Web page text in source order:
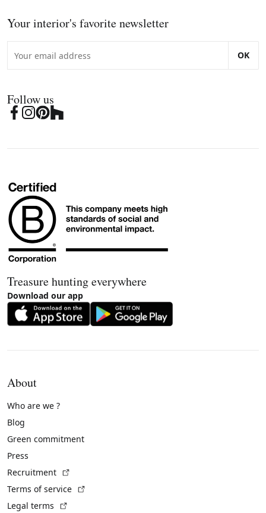
Your interior's favorite newsletter
OK
Follow us
Treasure hunting everywhere
Download our app
About
Who are we ?
Blog
Green commitment
Press
Recruitment
Terms of service
Legal terms